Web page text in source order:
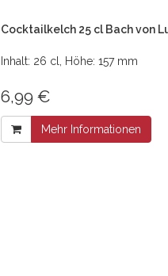
Cocktailkelch 25 cl Bach von
Inhalt: 26 cl, Höhe: 157 mm
6,99 €
Mehr Informationen